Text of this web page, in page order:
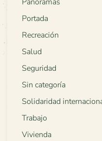
Portada
Recreación
Salud
Seguridad
Sin categoría
Solidaridad
Trabajo
Vivienda